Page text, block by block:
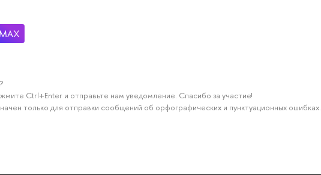
Ctrl+Enter и отправьте нам уведомление. Спасибо за участие!
только для отправки сообщений об орфографических и пунктуационных ошибках.